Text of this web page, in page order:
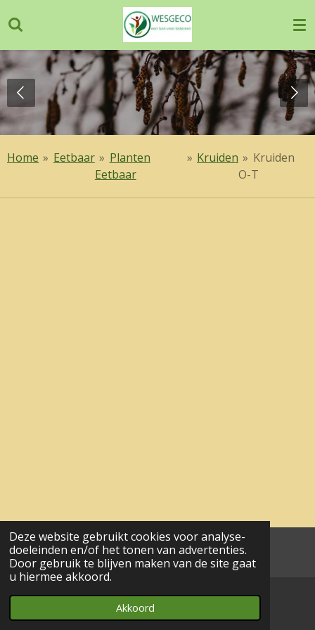
Deze website gebruikt cookies voor analyse-
doeleinden en/of het tonen van advertenties.
Door gebruik te blijven maken van de site gaat
u hiermee akkoord.
Akkoord
direct
naar
de
hoofdinhoud
Home » Eetbaar » Planten
Eetbaar
» Kruiden » Kruiden
O-T
aa© 2017 - 2024 wesgeco
E-mailadres